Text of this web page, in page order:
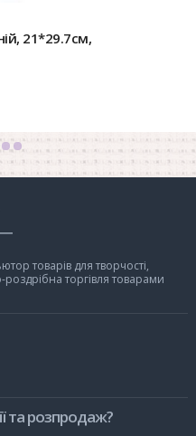
21*29.7см,
товарів для творчості,
роздрібна торгівля товарами
та розпродаж?